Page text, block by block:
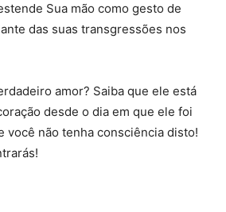
Sua mão como gesto de
das suas transgressões nos
amor? Saiba que ele está
desde o dia em que ele foi
você não tenha consciência disto!